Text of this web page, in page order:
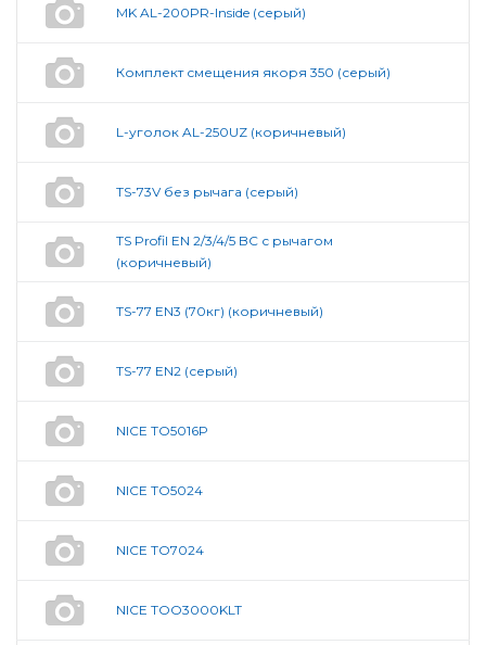
MK AL-200PR-Inside (серый)
Комплект смещения якоря 350 (серый)
L-уголок AL-250UZ (коричневый)
TS-73V без рычага (серый)
TS Profil EN 2/3/4/5 BC с рычагом
(коричневый)
TS-77 EN3 (70кг) (коричневый)
TS-77 EN2 (серый)
NICE TO5016P
NICE TO5024
NICE TO7024
NICE TOO3000KLT